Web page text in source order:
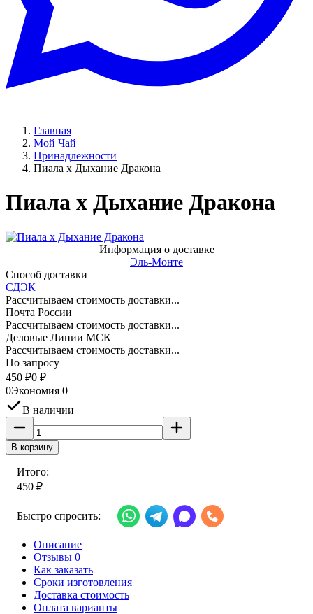
Главная
Мой Чай
Принадлежности
Пиала х Дыхание Дракона
Пиала х Дыхание Дракона
Информация о доставке
Эль-Монте
Способ доставки
СДЭК
Рассчитываем стоимость доставки...
Почта России
Рассчитываем стоимость доставки...
Деловые Линии МСК
Рассчитываем стоимость доставки...
По запросу
450 ₽0 ₽
0Экономия 0
В наличии
В корзину
Итого:
450 ₽
Быстро спросить:
Описание
Отзывы 0
Как заказать
Сроки изготовления
Доставка стоимость
Оплата варианты